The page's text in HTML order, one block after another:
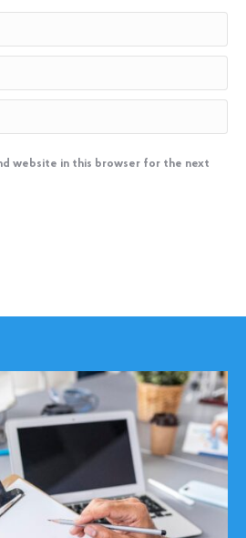
website in this browser for the next